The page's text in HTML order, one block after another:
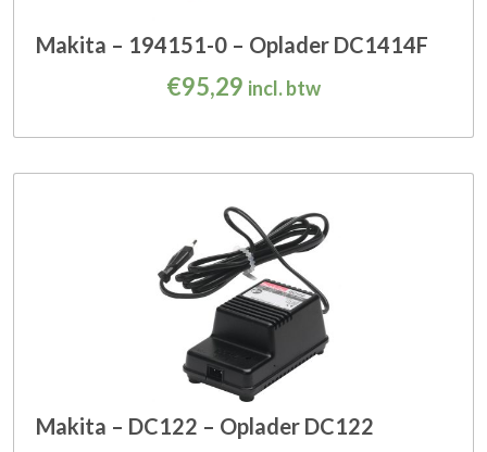
Makita – 194151-0 – Oplader DC1414F
€95,29 incl. btw
Makita – DC122 – Oplader DC122